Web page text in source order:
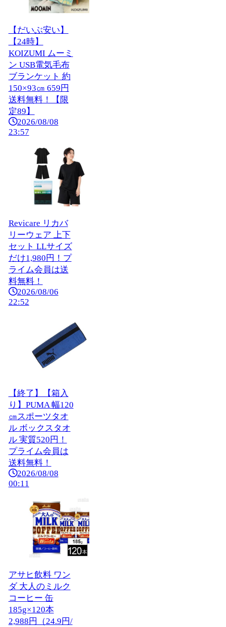
【だいぶ安い】
【24時】
KOIZUMI ムーミ
ン USB電気毛布
ブランケット 約
150×93㎝ 659円
送料無料！【限
定89】
2026/08/08
23:57
Revicare リカバ
リーウェア 上下
セット LLサイズ
だけ1,980円！プ
ライム会員は送
料無料！
2026/08/06
22:52
【終了】【箱入
り】PUMA 幅120
㎝スポーツタオ
ル ボックスタオ
ル 実質520円！
プライム会員は
送料無料！
2026/08/08
00:11
アサヒ飲料 ワン
ダ 大人のミルク
コーヒー 缶
185g×120本
2,988円（24.9円/